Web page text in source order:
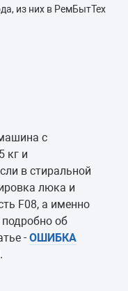
из них в РемБытТех
с
кг и
в стиральной
люка и
F08, а именно
об
- ОШИБКА